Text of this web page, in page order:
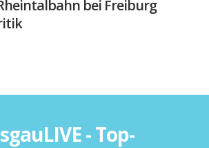
bei Freiburg
- Top-